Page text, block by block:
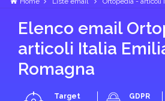
Elenco email
articoli Italia
Romagna
Target
GDPR